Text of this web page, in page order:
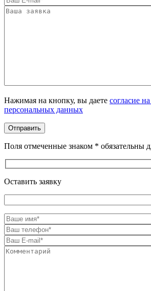
Нажимая на кнопку, вы даете согласие
персональных данных
Поля отмеченные знаком * обязательны
Оставить заявку